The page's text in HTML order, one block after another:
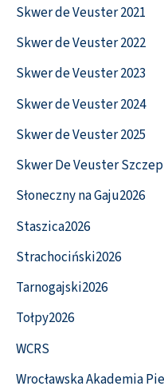
Skwer de Veuster 2021
Skwer de Veuster 2022
Skwer de Veuster 2023
Skwer de Veuster 2024
Skwer de Veuster 2025
Skwer De Veuster
Słoneczny na Gaju2026
Staszica2026
Strachociński2026
Tarnogajski2026
Tołpy2026
WCRS
Wrocławska Akademia